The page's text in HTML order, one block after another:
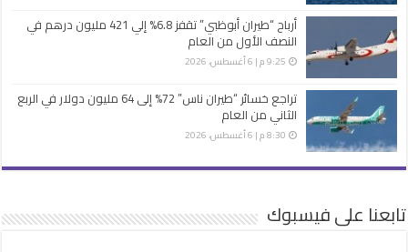
أرباح “طيران أبوظبي” تقفز 6.8% إلي 421 مليون درهم في
النصف الأول من العام
9:25 م | 6 أغسطس، 2026
تراجع خسائر “طيران ناس” 72% إلى 64 مليون دولار في الربع
الثاني من العام
8:30 م | 6 أغسطس، 2026
تابعنا على فيسبوك